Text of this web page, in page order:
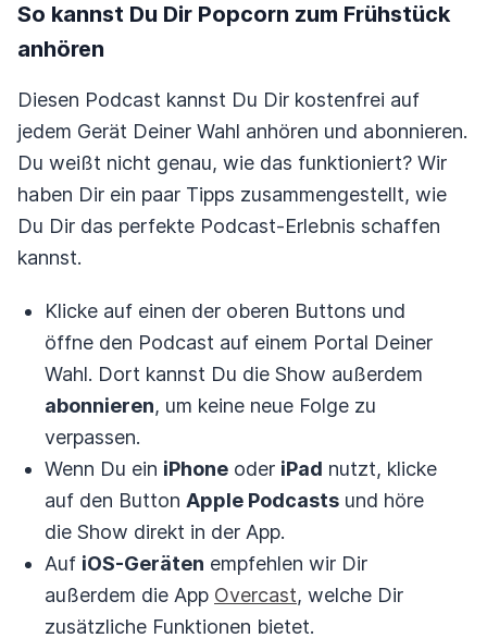
So kannst Du Dir Popcorn zum Frühstück
anhören
Diesen Podcast kannst Du Dir kostenfrei auf
jedem Gerät Deiner Wahl anhören und abonnieren.
Du weißt nicht genau, wie das funktioniert? Wir
haben Dir ein paar Tipps zusammengestellt, wie
Du Dir das perfekte Podcast-Erlebnis schaffen
kannst.
Klicke auf einen der oberen Buttons und
öffne den Podcast auf einem Portal Deiner
Wahl. Dort kannst Du die Show außerdem
abonnieren, um keine neue Folge zu
verpassen.
Wenn Du ein iPhone oder iPad nutzt, klicke
auf den Button Apple Podcasts und höre
die Show direkt in der App.
Auf iOS-Geräten empfehlen wir Dir
außerdem die App Overcast, welche Dir
zusätzliche Funktionen bietet.